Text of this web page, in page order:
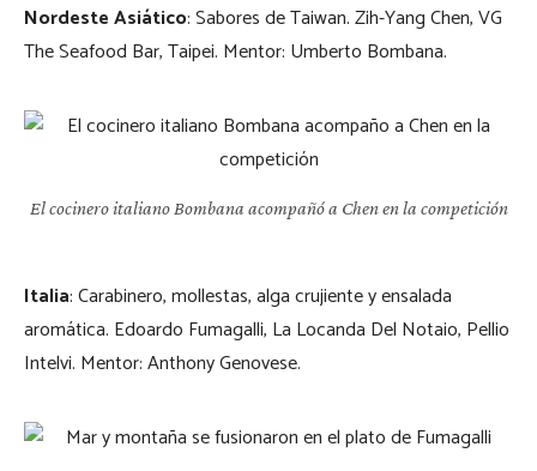
Nordeste Asiático: Sabores de Taiwan. Zih-Yang Chen, VG
The Seafood Bar, Taipei. Mentor: Umberto Bombana.
El cocinero italiano Bombana acompañó a Chen en la competición
Italia: Carabinero, mollestas, alga crujiente y ensalada
aromática. Edoardo Fumagalli, La Locanda Del Notaio, Pellio
Intelvi. Mentor: Anthony Genovese.